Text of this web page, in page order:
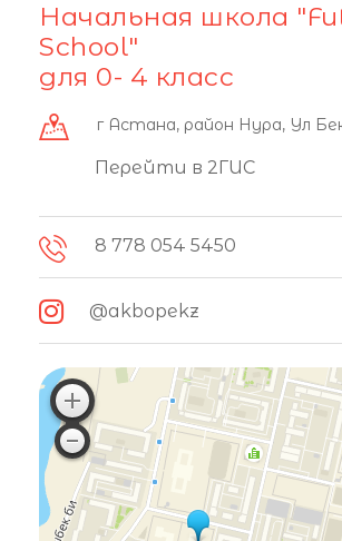
Начальная школа
School"
для 0- 4 класс
г Астана, район Нура, Ул
Перейти в 2ГИС
8 778 054 5450
@akbopekz